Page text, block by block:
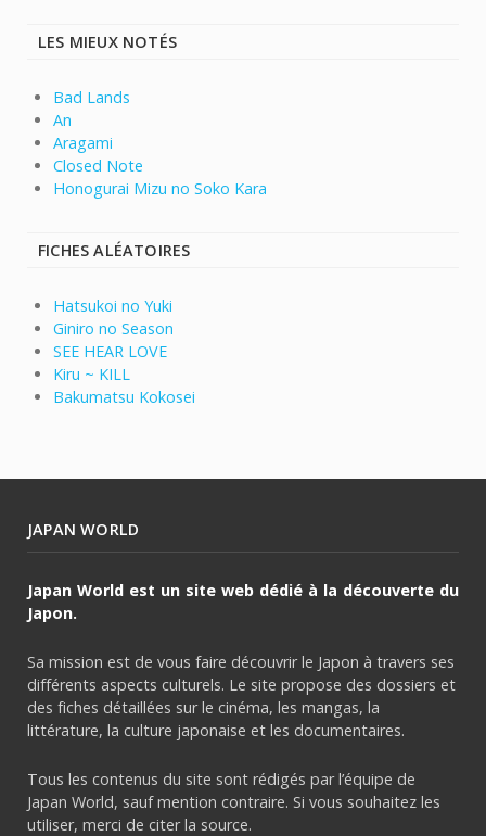
LES MIEUX NOTÉS
Bad Lands
An
Aragami
Closed Note
Honogurai Mizu no Soko Kara
FICHES ALÉATOIRES
Hatsukoi no Yuki
Giniro no Season
SEE HEAR LOVE
Kiru ~ KILL
Bakumatsu Kokosei
JAPAN WORLD
Japan World est un site web dédié à la découverte du
Japon.
Sa mission est de vous faire découvrir le Japon à travers ses
différents aspects culturels. Le site propose des dossiers et
des fiches détaillées sur le cinéma, les mangas, la
littérature, la culture japonaise et les documentaires.
Tous les contenus du site sont rédigés par l’équipe de
Japan World, sauf mention contraire. Si vous souhaitez les
utiliser, merci de citer la source.